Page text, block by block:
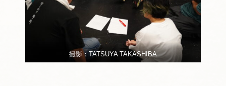
撮影：TATSUYA TAKASHIBA